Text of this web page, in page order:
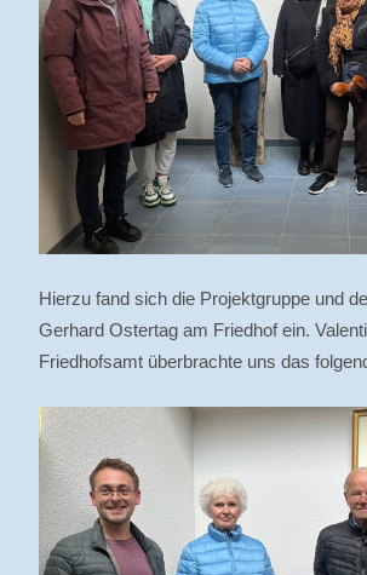
Hierzu fand sich die Projektgruppe und
Gerhard Ostertag am Friedhof ein.
Friedhofsamt überbrachte uns das